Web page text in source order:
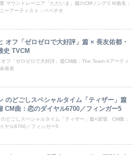
マウントレーニア「ただいま」篇のCMソングＣＭ曲名：
ーアーティスト：ベベチオ
オフ「ゼロゼロで大好評」篇 × 長友佑都・
史 TVCM
オフ「ゼロゼロで大好評」篇CM曲：The Team Aアーティ
発表
のどごしスペシャルタイム「ティザー」篇
CM曲：恋のダイヤル6700／フィンガー5
のどごしスペシャルタイム「ティザー」篇×波瑠、CM曲：
ヤル6700／フィンガー5